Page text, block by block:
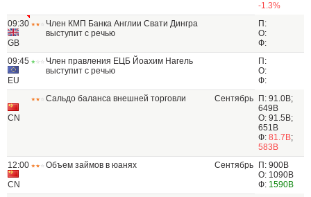
-1.3%
09:30
GB
Член КМП Банка Англии Свати Дингра
выступит с речью
П:
О:
Ф:
09:45
EU
Член правления ЕЦБ Йоахим Нагель
выступит с речью
П:
О:
Ф:
CN
Сальдо баланса внешней торговли Сентябрь
П: 91.0B;
649B
О: 91.5B;
651B
Ф: 81.7B;
583B
12:00
CN
Объем займов в юанях Сентябрь
П: 900B
О: 1090B
Ф: 1590B